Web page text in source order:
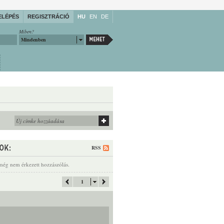
REGISZTRÁCIÓ HU EN DE
Miben?
Mindenben
RSS
nem érkezett hozzászólás.
1